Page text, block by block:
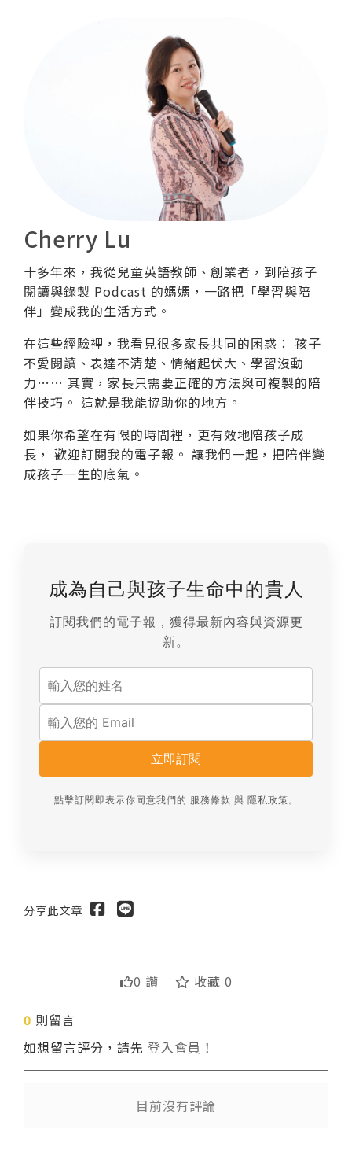
Cherry Lu
十多年來，我從兒童英語教師、創業者，到陪孩子
閱讀與錄製 Podcast 的媽媽，一路把「學習與陪
伴」變成我的生活方式。
在這些經驗裡，我看見很多家長共同的困惑： 孩子
不愛閱讀、表達不清楚、情緒起伏大、學習沒動
力…… 其實，家長只需要正確的方法與可複製的陪
伴技巧。 這就是我能協助你的地方。
如果你希望在有限的時間裡，更有效地陪孩子成
長， 歡迎訂閱我的電子報。 讓我們一起，把陪伴變
成孩子一生的底氣。
成為自己與孩子生命中的貴人
訂閱我們的電子報，獲得最新內容與資源更
新。
立即訂閱
點擊訂閱即表示你同意我們的 服務條款 與 隱私政策。
分享此文章
0 讚 收藏 0
0 則留言
如想留言評分，請先 登入會員 ！
目前沒有評論